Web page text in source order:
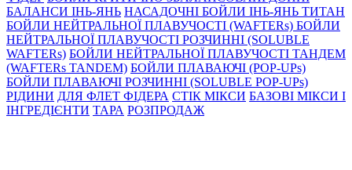
БАЛАНСИ ІНЬ-ЯНЬ НАСАДОЧНІ БОЙЛИ ІНЬ-ЯНЬ ТИТАН
БОЙЛИ НЕЙТРАЛЬНОÏ ПЛАВУЧОСТI (WAFTERs) БОЙЛИ
НЕЙТРАЛЬНОЇ ПЛАВУЧОСТІ РОЗЧИННІ (SOLUBLE
WAFTERs) БОЙЛИ НЕЙТРАЛЬНОЇ ПЛАВУЧОСТІ ТАНДЕМ
(WAFTERs TANDEM) БОЙЛИ ПЛАВАЮЧІ (POP-UPs)
БОЙЛИ ПЛАВАЮЧI РОЗЧИННI (SOLUBLE POP-UPs)
РIДИНИ ДЛЯ ФЛЕТ ФІДЕРА СТIК МIКСИ БАЗОВІ МІКСИ І
ІНГРЕДІЄНТИ ТАРА РОЗПРОДАЖ